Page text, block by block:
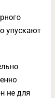
упускают
не для